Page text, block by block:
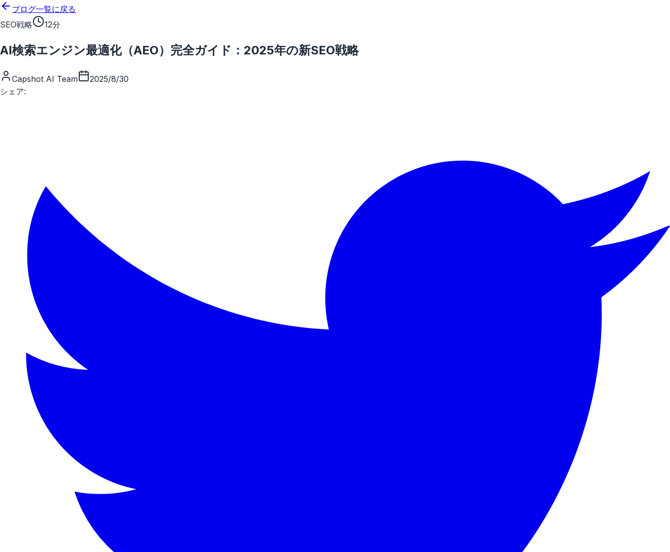
メインコンテンツにスキップ
ブログ一覧に戻る
SEO戦略
12分
AI検索エンジン最適化（AEO）完全ガイド：2025年の新SEO戦略
Capshot AI Team
2025/8/30
シェア: